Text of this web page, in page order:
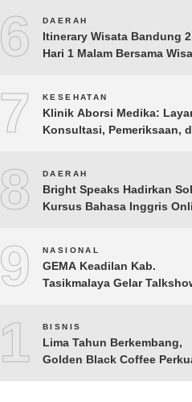
6 DAERAH
Itinerary Wisata Bandung 2
Hari 1 Malam Bersama
7 KESEHATAN
Klinik Aborsi Medika:
Konsultasi, Pemeriksaan,
8 DAERAH
Bright Speaks Hadirkan
Kursus Bahasa Inggris
Bicara
9 NASIONAL
GEMA Keadilan Kab.
Tasikmalaya Gelar
Negara di Era Post-Truth”
10BISNIS
Lima Tahun Berkembang,
Golden Black Coffee